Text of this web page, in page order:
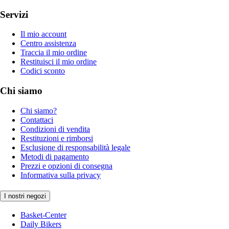
Servizi
Il mio account
Centro assistenza
Traccia il mio ordine
Restituisci il mio ordine
Codici sconto
Chi siamo
Chi siamo?
Contattaci
Condizioni di vendita
Restituzioni e rimborsi
Esclusione di responsabilità legale
Metodi di pagamento
Prezzi e opzioni di consegna
Informativa sulla privacy
I nostri negozi
Basket-Center
Daily Bikers